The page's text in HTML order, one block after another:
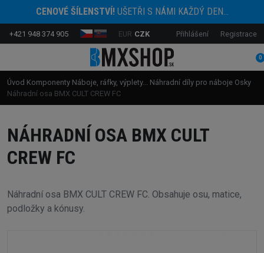
CENOVÉ ŠÍLENSTVÍ!UŠETŘI S NÁMI KAŽDÝ DEN...
+421 948 374 905 EUR CZK Přihlášení Registrace
0
Úvod Komponenty Náboje, ráfky, výplety... Náhradní díly pro náboje Osky
Náhradní osa BMX CULT CREW FC
NÁHRADNÍ OSA BMX CULT
CREW FC
Náhradní osa BMX CULT CREW FC. Obsahuje osu, matice,
podložky a kónusy.